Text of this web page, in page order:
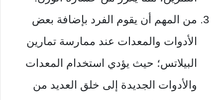
من المهم أن يقوم الفرد بإضافة بعض
الأدوات والمعدات عند ممارسة تمارين
البيلاتس؛ حيث يؤدي استخدام المعدات
والأدوات الجديدة إلى خلق العديد من